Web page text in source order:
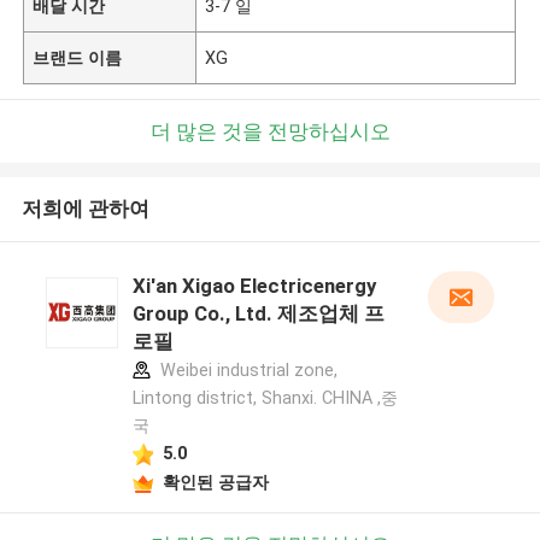
배달 시간 3-7 일
브랜드 이름 XG
더 많은 것을 전망하십시오
저희에 관하여
Xi'an Xigao Electricenergy
Group Co., Ltd. 제조업체 프
로필
Weibei industrial zone,
Lintong district, Shanxi. CHINA ,중
국
5.0
확인된 공급자